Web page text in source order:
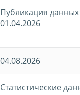
Публикация
01.04.2026
04.08.2026
Статистические